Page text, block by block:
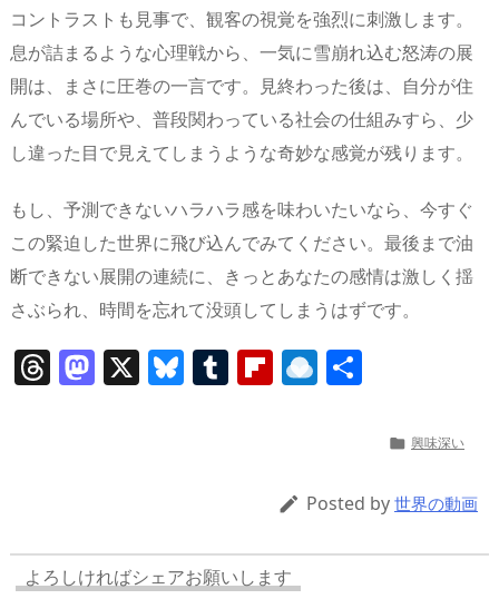
コントラストも見事で、観客の視覚を強烈に刺激します。
息が詰まるような心理戦から、一気に雪崩れ込む怒涛の展
開は、まさに圧巻の一言です。見終わった後は、自分が住
んでいる場所や、普段関わっている社会の仕組みすら、少
し違った目で見えてしまうような奇妙な感覚が残ります。
もし、予測できないハラハラ感を味わいたいなら、今すぐ
この緊迫した世界に飛び込んでみてください。最後まで油
断できない展開の連続に、きっとあなたの感情は激しく揺
さぶられ、時間を忘れて没頭してしまうはずです。
T
s
M
o
n
X Bl T Fl
ar
d
R
ro
p.
 興味深い
 Posted by 世界の動画
よろしければシェアお願いします